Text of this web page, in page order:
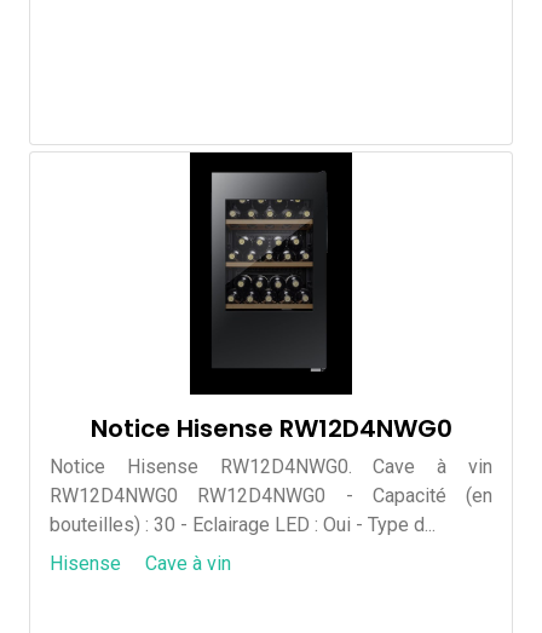
Notice Hisense RW12D4NWG0
Notice Hisense RW12D4NWG0. Cave à vin
RW12D4NWG0 RW12D4NWG0 - Capacité (en
bouteilles) : 30 - Eclairage LED : Oui - Type d...
Hisense
Cave à vin